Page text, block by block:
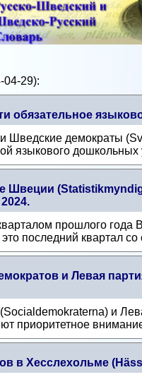
29):
обязательное
Шведские демократы
языкового
Швеции
прошлого
это последний квартал
и Левая
и
приоритетное
в Хесслехольме